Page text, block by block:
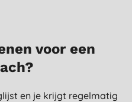
voor een
en je krijgt regelmatig